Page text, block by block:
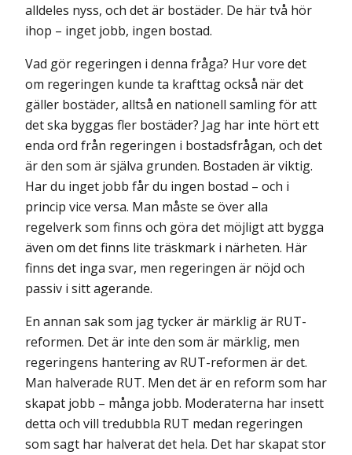
alldeles nyss, och det är bostäder. De här två hör
ihop – inget jobb, ingen bostad.
Vad gör regeringen i denna fråga? Hur vore det
om regeringen kunde ta krafttag också när det
gäller bostäder, alltså en nationell samling för att
det ska byggas fler bostäder? Jag har inte hört ett
enda ord från regeringen i bostadsfrågan, och det
är den som är själva grunden. Bostaden är viktig.
Har du inget jobb får du ingen bostad – och i
princip vice versa. Man måste se över alla
regelverk som finns och göra det möjligt att bygga
även om det finns lite träskmark i närheten. Här
finns det inga svar, men regeringen är nöjd och
passiv i sitt agerande.
En annan sak som jag tycker är märklig är RUT-
reformen. Det är inte den som är märklig, men
regeringens hantering av RUT-reformen är det.
Man halverade RUT. Men det är en reform som har
skapat jobb – många jobb. Moderaterna har insett
detta och vill tredubbla RUT medan reger­ingen
som sagt har halverat det hela. Det har skapat stor